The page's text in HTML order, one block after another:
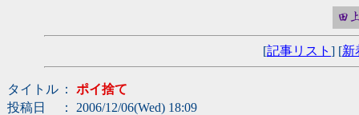
[記事リスト ] [新
タイトル ： ポイ捨て
投稿日
： 2006/12/06(Wed) 18:09